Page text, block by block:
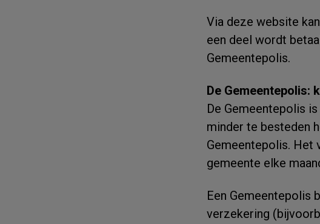
Via deze website
een deel wordt
Gemeentepolis.
De Gemeentepolis:
De Gemeentepolis
minder te besteden
Gemeentepolis. Het
gemeente elke
Een Gemeentepolis
verzekering